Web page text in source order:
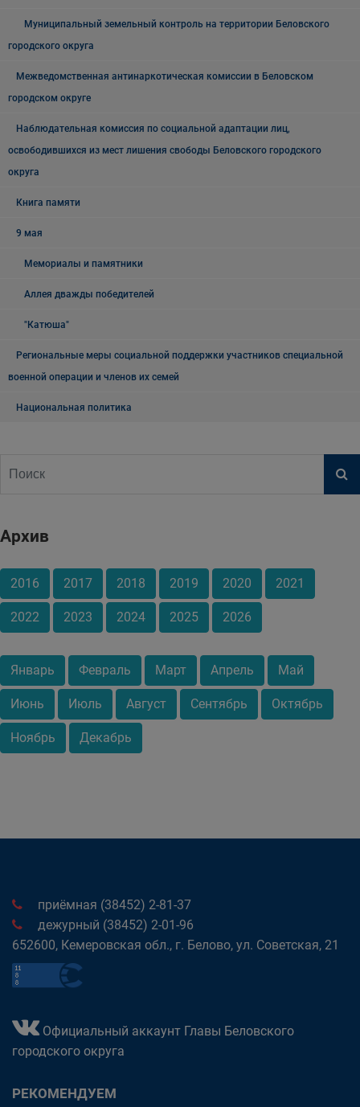
Муниципальный земельный контроль на территории Беловского
городского округа
Межведомственная антинаркотическая комиссии в Беловском
городском округе
Наблюдательная комиссия по социальной адаптации лиц,
освободившихся из мест лишения свободы Беловского городского
округа
Книга памяти
9 мая
Мемориалы и памятники
Аллея дважды победителей
"Катюша"
Региональные меры социальной поддержки участников специальной
военной операции и членов их семей
Национальная политика
Архив
2016 2017 2018 2019 2020 2021
2022 2023 2024 2025 2026
Январь Февраль Март Апрель Май
Июнь Июль Август Сентябрь Октябрь
Ноябрь Декабрь
приёмная (38452) 2-81-37
дежурный (38452) 2-01-96
652600, Кемеровская обл., г. Белово, ул. Советская, 21
Официальный аккаунт Главы Беловского
городского округа
РЕКОМЕНДУЕМ